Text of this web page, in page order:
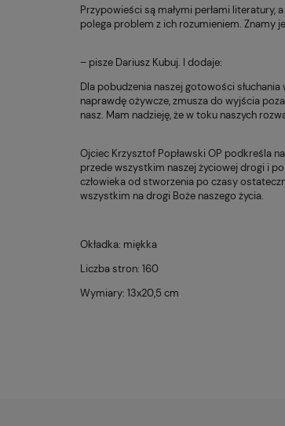
Przypowieści są małymi perłami
polega problem z ich rozumieniem. Znamy
– pisze Dariusz Kubuj. I dodaje:
Dla pobudzenia naszej gotowości
naprawdę ożywcze, zmusza do wyjścia
nasz. Mam nadzieję, że w toku naszych
Ojciec Krzysztof Popławski OP podkreśla
przede wszystkim naszej życiowej drogi i
człowieka od stworzenia po czasy
wszystkim na drogi Boże naszego życia.
Okładka: miękka
Liczba stron: 160
Wymiary: 13x20,5 cm